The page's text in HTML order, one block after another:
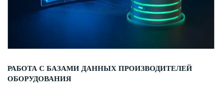
РАБОТА С БАЗАМИ ДАННЫХ ПРОИЗВОДИТЕЛЕЙ
ОБОРУДОВАНИЯ